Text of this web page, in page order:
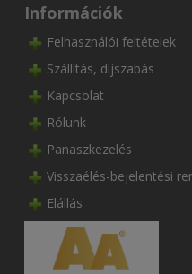
Információk
Felhasználói feltételek
Szállítás, díjszabás
Kapcsolat
Rólunk
Panaszkezelés
Visszaélés-bejelentési
Elállás